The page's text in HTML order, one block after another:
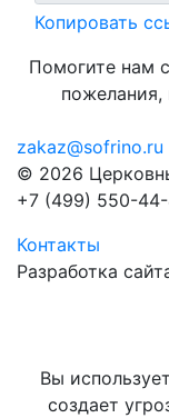
Копировать
Помогите нам
пожелания,
zakaz@sofrino.ru
© 2026
+7 (499) 550-
Контакты
Разработка
Вы
создает